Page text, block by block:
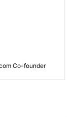
Co-founder